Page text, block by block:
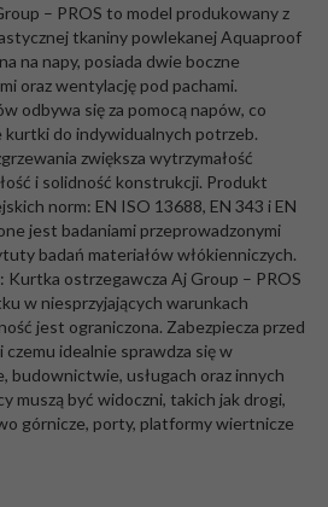
– PROS to model produkowany z
tkaniny powlekanej Aquaproof
na napy, posiada dwie boczne
oraz wentylację pod pachami.
odbywa się za pomocą napów, co
kurtki do indywidualnych potrzeb.
zwiększa wytrzymałość
i solidność konstrukcji. Produkt
norm: EN ISO 13688, EN 343 i EN
jest badaniami przeprowadzonymi
badań materiałów włókienniczych.
Kurtka ostrzegawcza Aj Group – PROS
w niesprzyjających warunkach
jest ograniczona. Zabezpiecza przed
czemu idealnie sprawdza się w
budownictwie, usługach oraz innych
muszą być widoczni, takich jak drogi,
górnicze, porty, platformy wiertnicze